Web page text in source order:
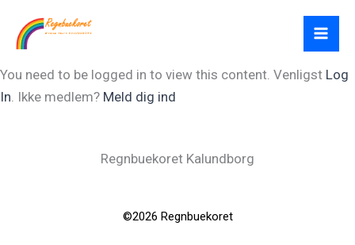
indholdet
You need to be logged in to view this content. Venligst Log
In . Ikke medlem? Meld dig ind
Regnbuekoret Kalundborg
©2026 Regnbuekoret